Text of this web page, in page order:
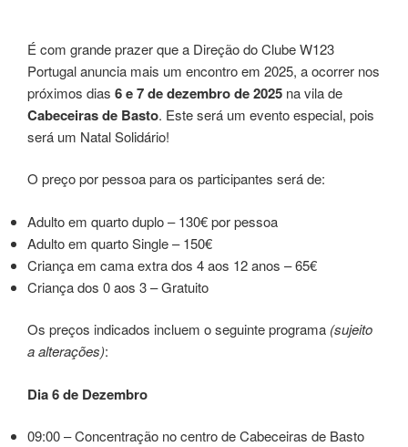
É com grande prazer que a Direção do Clube W123
Portugal anuncia mais um encontro em 2025, a ocorrer nos
próximos dias 6 e 7 de dezembro de 2025 na vila de
Cabeceiras de Basto. Este será um evento especial, pois
será um Natal Solidário!
O preço por pessoa para os participantes será de:
Adulto em quarto duplo – 130€ por pessoa
Adulto em quarto Single – 150€
Criança em cama extra dos 4 aos 12 anos – 65€
Criança dos 0 aos 3 – Gratuito
Os preços indicados incluem o seguinte programa (sujeito
a alterações):
Dia 6 de Dezembro
09:00 – Concentração no centro de Cabeceiras de Basto